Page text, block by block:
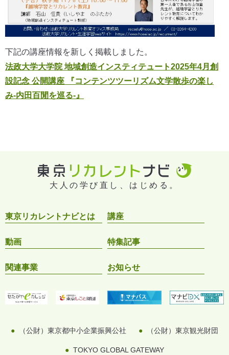
下記の講座情報を新しく掲載しました。
法政大学大学院 地域創造インスティテュート2025年4月創
設記念 公開講座 『コンテンツツーリズム文学散歩の楽し
み‐内田百閒を巡る‐』
大人の学び直し、はじめる。
東京リカレントナビとは 講座
動画 特集記事
関連事業 お知らせ
（公財）東京都中小企業振興公社 （公財）東京観光財団
TOKYO GLOBAL GATEWAY